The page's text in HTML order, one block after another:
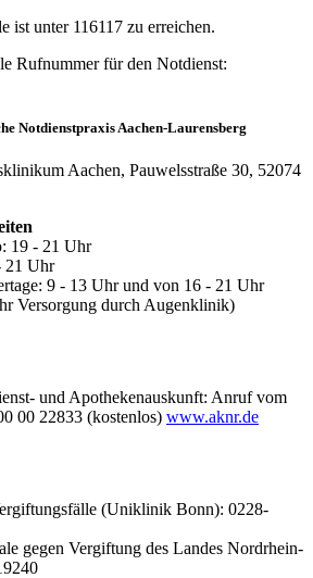
ist unter 116117 zu erreichen.
Rufnummer für den Notdienst:
Notdienstpraxis Aachen-Laurensberg
Aachen, Pauwelsstraße 30, 52074
19 - 21 Uhr
21 Uhr
9 - 13 Uhr und von 16 - 21 Uhr
Versorgung durch Augenklinik)
und Apothekenauskunft: Anruf vom
00 22833 (kostenlos) www.aknr.de
(Uniklinik Bonn): 0228-
gegen Vergiftung des Landes Nordrhein-